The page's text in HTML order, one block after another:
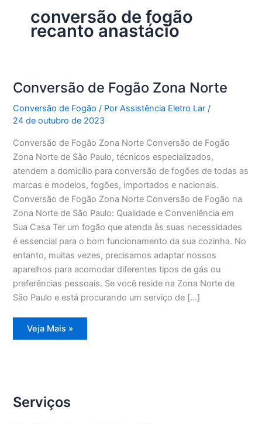
conversão de fogão
recanto anastácio
Conversão de Fogão Zona Norte
Conversão de Fogão / PorAssistência Eletro Lar/
24 de outubro de 2023
Conversão de Fogão Zona Norte Conversão de Fogão
Zona Norte de São Paulo, técnicos especializados,
atendem a domicílio para conversão de fogões de todas as
marcas e modelos, fogões, importados e nacionais.
Conversão de Fogão Zona Norte Conversão de Fogão na
Zona Norte de São Paulo: Qualidade e Conveniência em
Sua Casa Ter um fogão que atenda às suas necessidades
é essencial para o bom funcionamento da sua cozinha. No
entanto, muitas vezes, precisamos adaptar nossos
aparelhos para acomodar diferentes tipos de gás ou
preferências pessoais. Se você reside na Zona Norte de
São Paulo e está procurando um serviço de […]
Conversão
de
Veja Mais »
Serviços